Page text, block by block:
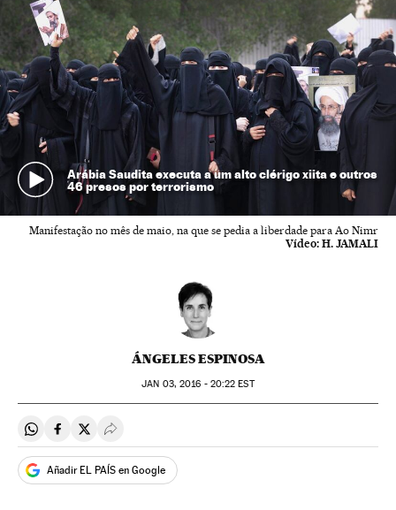
Arábia Saudita executa a um alto clérigo xiita e outros
46 presos por terrorismo
Manifestação no mês de maio, na que se pedia a liberdade para Ao Nimr
Vídeo: H. JAMALI
ÁNGELES ESPINOSA
JAN 03, 2016 - 20:22 EST
Compartir en Whatsapp
Compartir en Facebook
Compartir en Twitter
Desplegar Redes Sociales
Añadir EL PAÍS en Google